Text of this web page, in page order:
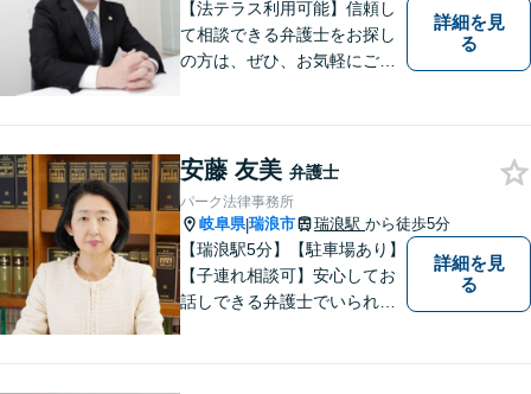
【法テラス利用可能】信頼し
て相談できる弁護士をお探し
の方は、ぜひ、お気軽にご連
詳細を見
る
安藤 友美 弁護士
パーク法律事務所
岐阜県|瑞浪市 瑞浪駅 から徒歩5分
【瑞浪駅5分】【駐車場あり】
【子連れ相談可】安心してお
話しできる弁護士でいられる
詳細を見
る